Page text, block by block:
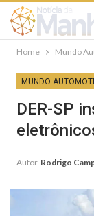
Home Mundo
MUNDO
DER-SP
Autor Rodrigo